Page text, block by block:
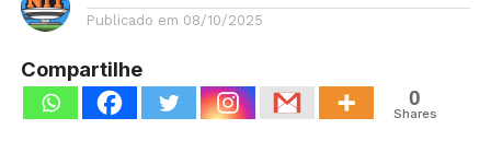
Publicado em 08/10/2025
Compartilhe
0
Shares